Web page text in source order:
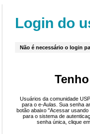
Login do
Não é necessário o login
Usuários da comunidade
para o e-Aulas. Sua senha
botão abaixo "Acessar
para o sistema de
senha única, clique